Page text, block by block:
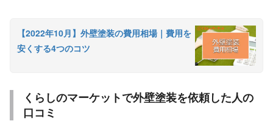
【2022年10月】外壁塗装の費用相場｜費用を
安くする4つのコツ
くらしのマーケットで外壁塗装を依頼した人の
口コミ